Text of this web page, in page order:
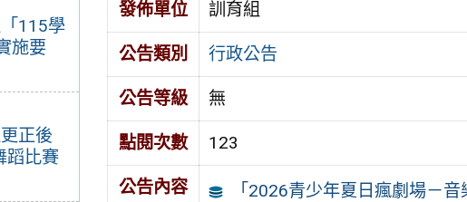
115學
施要
正後
蹈比賽
發佈單位 訓育組
公告類別 行政公告
公告等級 無
點閱次數 123
公告內容 「2026青少年夏日瘋劇場－